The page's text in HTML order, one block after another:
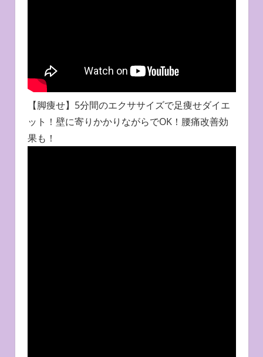
【脚痩せ】5分間のエクササイズで足痩せダイエ
ット！壁に寄りかかりながらでOK！腰痛改善効
果も！